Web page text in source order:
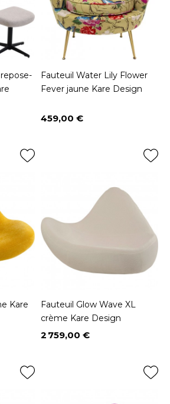
Fauteuil Water Lily Flower
Fever jaune Kare Design
Prix
459,00 €
Kare
Fauteuil Glow Wave XL
crème Kare Design
Prix
2 759,00 €